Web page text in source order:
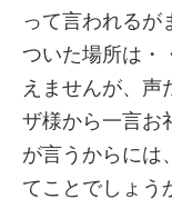
って言われるが
ついた場所は・
えませんが、声
ザ様から一言お
が言うからには
てことでしょう